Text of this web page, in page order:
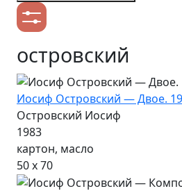
островский
Иосиф Островский — Двое.
Островский Иосиф
1983
картон, масло
50 х 70